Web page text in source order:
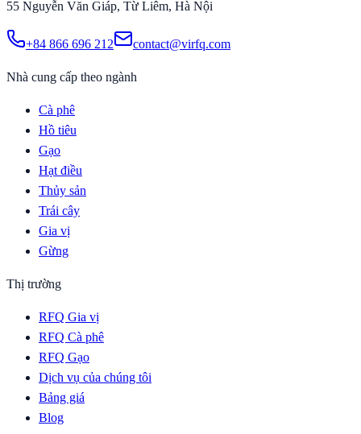
55 Nguyễn Văn Giáp, Từ Liêm, Hà Nội
+84 866 696 212 contact@virfq.com
Nhà cung cấp theo ngành
Cà phê
Hồ tiêu
Gạo
Hạt điều
Thủy sản
Trái cây
Gia vị
Gừng
Thị trường
RFQ Gia vị
RFQ Cà phê
RFQ Gạo
Dịch vụ của chúng tôi
Bảng giá
Blog